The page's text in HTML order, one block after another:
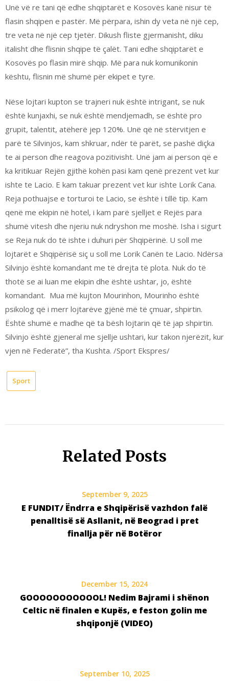
Unë vë re tani që edhe shqiptarët e Kosovës kanë nisur të
flasin shqipen e pastër. Më përpara, ishin dy veta në një cep,
tre veta në një cep tjetër. Dikush fliste gjermanisht, diku
italisht dhe flisnin shqipe të çalët. Tani edhe shqiptarët e
Kosovës po flasin mirë shqip. Më para nuk komunikonin
kështu, flisnin më shumë për ekipet e tyre.
Nëse lojtari kupton se trajneri nuk është intrigant, se nuk
është kunjaxhi, se nuk është mendjemadh, se është pro
grupit, talentit, atëherë jep 120%. Unë që në stërvitjen e
parë të Silvinjos, kam shkruar, ndër të parët, se pashë diçka
te ai person dhe reagova pozitivisht. Unë jam ai person që e
ka kritikuar Rejën gjithë kohën pasi kam qenë prezent vet kur
ishte te Lacio. E kam takuar prezent vet kur ishte Lorik Cana.
Reja pothuajse e torturoi te Lacio, se është i tillë tip. Kam
qenë me ekipin në hotel, i kam parë sjelljet e Rejës para
shumë vitesh dhe njeriu nuk ndryshon me moshë. Isha i sigurt
se Reja nuk do të ishte i duhuri për Shqipërinë. U soll me
lojtarët e Shqipërisë siç u soll me Lorik Canën te Lacio. Ndërsa
Silvinjo është komandant me të drejta të plota. Nuk do të
thotë se ai luan me ekipin dhe është ushtar, jo, është
komandant. Mua më kujton Mourinhon, Mourinho është
psikolog që i merr lojtarëve gjënë më të çmuar, shpirtin.
Është shumë e madhe që ta bësh lojtarin që të jap shpirtin.
Silvinjo është gjeneral me sjellje ushtari, kur takon njerëzit, kur
vjen në Federatë”, tha Kushta. /Sport Ekspres/
Sport
Related Posts
September 9, 2025
E FUNDIT/ Ëndrra e Shqipërisë vazhdon falë
penalltisë së Asllanit, në Beograd i pret
finallja për në Botëror
December 15, 2024
GOOOOOOOOOOOL! Nedim Bajrami i shënon
Celtic në finalen e Kupës, e feston golin me
shqiponjë (VIDEO)
September 10, 2025